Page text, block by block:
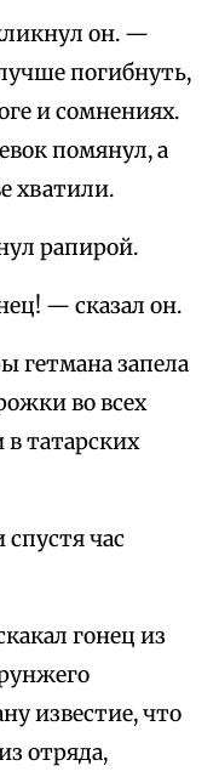
он. —
погибнуть,
и сомнениях.
помянул, а
хватили.
рапирой.
— сказал он.
гетмана запела
во всех
в татарских
час
гонец из
известие, что
отряда,